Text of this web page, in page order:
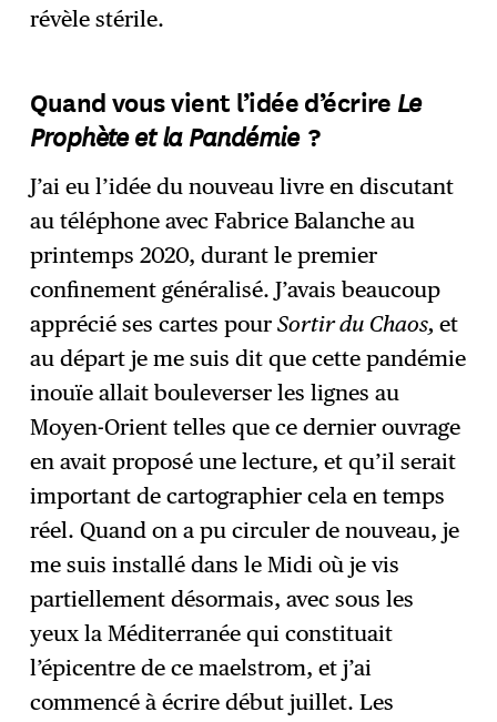
révèle stérile.
Quand vous vient l’idée d’écrire Le
Prophète et la Pandémie ?
J’ai eu l’idée du nouveau livre en discutant
au téléphone avec Fabrice Balanche au
printemps 2020, durant le premier
confinement généralisé. J’avais beaucoup
apprécié ses cartes pourSortir du Chaos,et
au départ je me suis dit que cette pandémie
inouïe allait bouleverser les lignes au
Moyen-Orient telles que ce dernier ouvrage
en avait proposé une lecture, et qu’il serait
important de cartographier cela en temps
réel. Quand on a pu circuler de nouveau, je
me suis installé dans le Midi où je vis
partiellement désormais, avec sous les
yeux la Méditerranée qui constituait
l’épicentre de ce maelstrom, et j’ai
commencé à écrire début juillet. Les